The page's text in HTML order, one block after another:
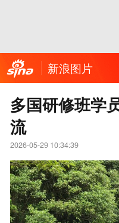
新浪图片
多国研修班学
流
2026-05-29 10:34:39